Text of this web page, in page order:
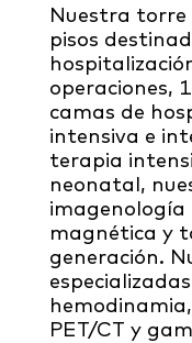
Nuestra torre
pisos
operaciones,
camas de
intensiva e
terapia
neonatal,
imagenología
magnética y
generación.
PET/CT y